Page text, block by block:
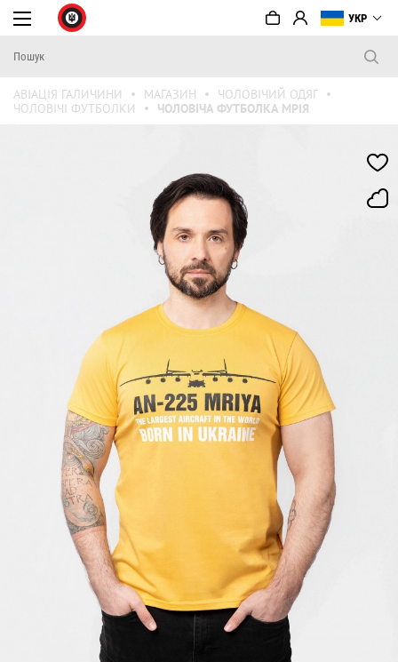
УКР
АВІАЦІЯ ГАЛИЧИНИ МАГАЗИН
ЧОЛОВІЧИЙ ОДЯГ
ЧОЛОВІЧІ ФУТБОЛКИ
ЧОЛОВІЧА ФУТБОЛКА МРІЯ